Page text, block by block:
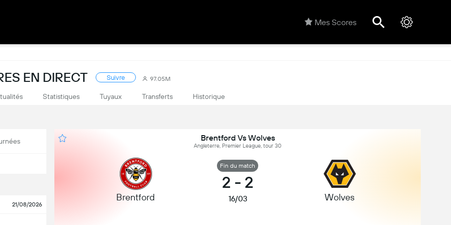
Mes Scores
EN DIRECT Suivre 97.05M
Statistiques Tuyaux Transferts Historique
21/08/2026
Brentford Vs Wolves
Angleterre, Premier League, tour 30
Brentford
Fin du match
2 - 2
16/03 Wolves